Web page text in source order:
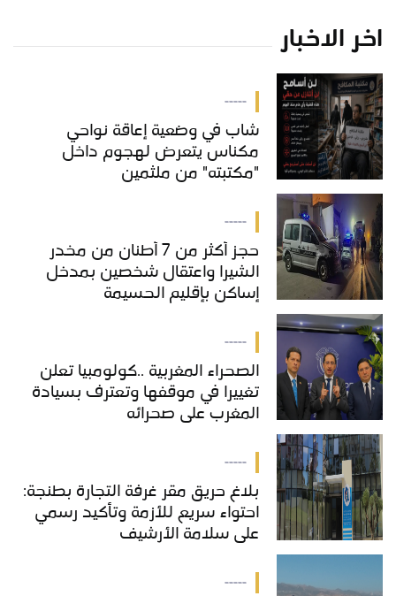
اخر الاخبار
-----
شاب في وضعية إعاقة نواحي
مكناس يتعرض لهجوم داخل
"مكتبته" من ملثمين
-----
حجز أكثر من 7 أطنان من مخدر
الشيرا واعتقال شخصين بمدخل
إساكن بإقليم الحسيمة
-----
الصحراء المغربية ..كولومبيا تعلن
تغييرا في موقفها وتعترف بسيادة
المغرب على صحرائه
-----
بلاغ حريق مقر غرفة التجارة بطنجة:
احتواء سريع للأزمة وتأكيد رسمي
على سلامة الأرشيف
-----